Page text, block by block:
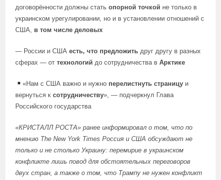
договорённости должны статьопорной точкой не только в
украинском урегулировании, но и в установлении отношений с
США, в том числе деловых
— России и СШАесть, что предложить друг другу в разных
сферах — оттехнологийдо сотрудничества вАрктике
«Нам с США важно и нужно перелистнуть страницу и
вернуться ксотрудничеству», — подчеркнул Глава
Российского государства
«КРИСТАЛЛ РОСТА»ранее информировал о том, что по
мнению The New York Times Россия и США обсуждают не
только и не столько Украину: перемирие в украинском
конфликте лишь повод для обстоятельных переговоров
двух стран, атакжео том, что Трампу не нужен конфликт